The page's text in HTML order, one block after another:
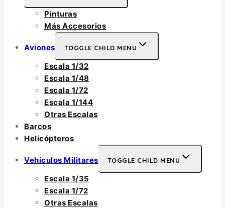
Pinturas
Más Accesorios
Aviones TOGGLE CHILD MENU
Escala 1/32
Escala 1/48
Escala 1/72
Escala 1/144
Otras Escalas
Barcos
Helicópteros
Vehículos Militares TOGGLE CHILD MENU
Escala 1/35
Escala 1/72
Otras Escalas